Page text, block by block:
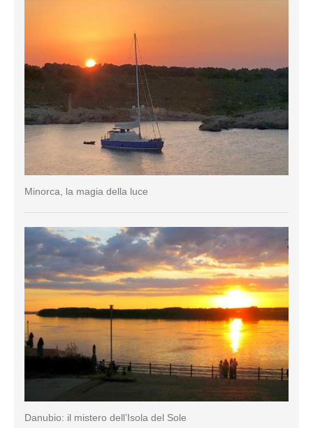
Minorca, la magia della luce
Danubio: il mistero dell’Isola del Sole